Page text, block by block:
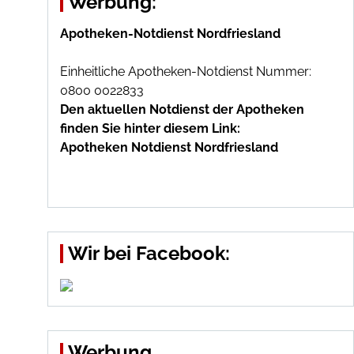
Apotheken-Notdienst Nordfriesland
Einheitliche Apotheken-Notdienst Nummer:
0800 0022833
Den aktuellen Notdienst der Apotheken
finden Sie hinter diesem Link:
Apotheken Notdienst Nordfriesland
Wir bei Facebook: